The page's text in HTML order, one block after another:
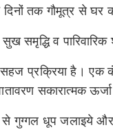
दिनों तक गौमूत्र से घर
समृद्धि व
सहज प्रक्रिया है। एक
सकारात्मक
गुग्गल धूप जलाइये और